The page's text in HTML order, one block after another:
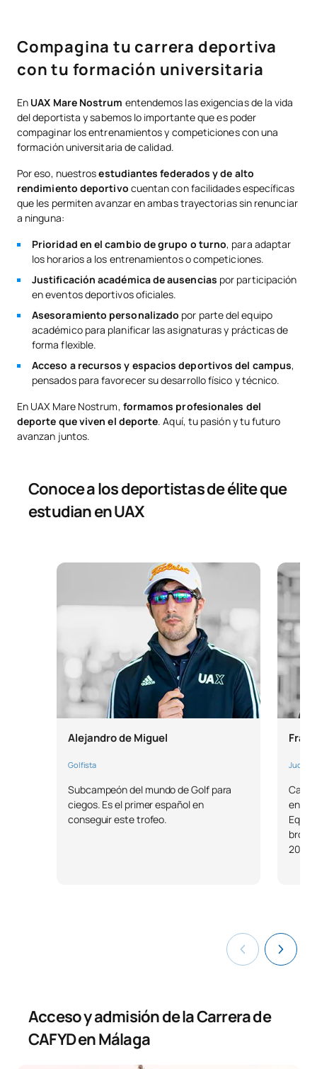
Compagina tu carrera deportiva
con tu formación universitaria
En UAX Mare Nostrum entendemos las exigencias de la vida
del deportista y sabemos lo importante que es poder
compaginar los entrenamientos y competiciones con una
formación universitaria de calidad.
Por eso, nuestrosestudiantes federados y de alto
rendimiento deportivo cuentan con facilidades específicas
que les permiten avanzar en ambas trayectorias sin renunciar
a ninguna:
Prioridad en el cambio de grupo o turno, para adaptar
los horarios a los entrenamientos o competiciones.
Justificación académica de ausencias por participación
en eventos deportivos oficiales.
Asesoramiento personalizado por parte del equipo
académico para planificar las asignaturas y prácticas de
forma flexible.
Acceso a recursos y espacios deportivos del campus,
pensados para favorecer su desarrollo físico y técnico.
En UAX Mare Nostrum, formamos profesionales del
deporte que viven el deporte. Aquí, tu pasión y tu futuro
avanzan juntos.
Conoce a los deportistas de élite que
estudian en UAX
Alejandro de Miguel
Golfista
Subcampeón del mundo de Golf para
ciegos. Es el primer español en
conseguir este trofeo.
Fran
Judoca
en el
2024.
Acceso y admisión de la Carrera de
CAFYD en Málaga